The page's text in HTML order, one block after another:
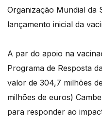
Organização Mundial da
lançamento inicial da
A par do apoio na
Programa de Resposta
valor de 304,7 milhões
milhões de euros)
para responder ao